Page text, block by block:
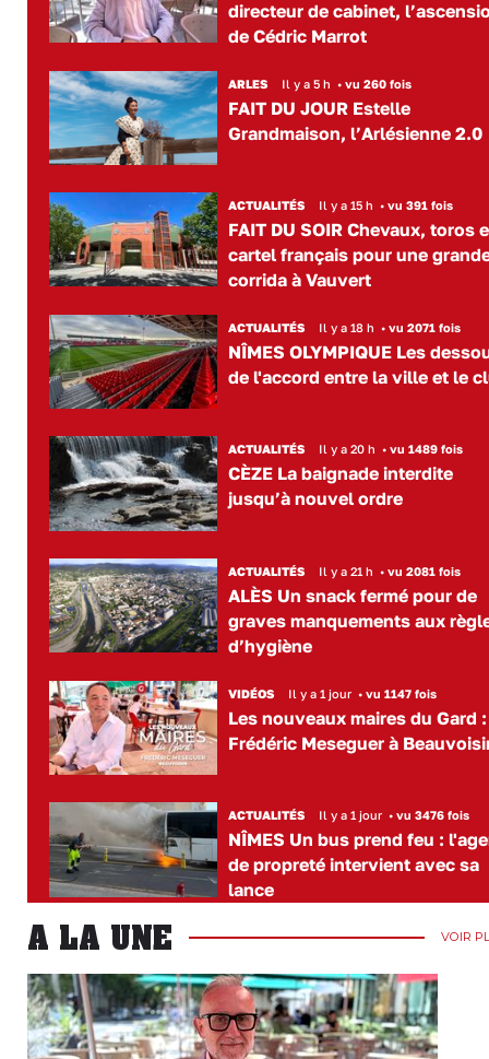
directeur de cabinet,
de Cédric Marrot
ARLES Il y a 5 h • vu 260 fois
FAIT DU JOUR Estelle
Grandmaison, l’Arlésienne 2.0
ACTUALITÉS Il y a 15 h • vu 391 fois
FAIT DU SOIR Chevaux, toros
cartel français pour une
corrida à Vauvert
ACTUALITÉS Il y a 18 h • vu 2071 fois
NÎMES OLYMPIQUE Les
de l'accord entre la ville et le
ACTUALITÉS Il y a 20 h • vu 1489 fois
CÈZE La baignade interdite
jusqu’à nouvel ordre
ACTUALITÉS Il y a 21 h • vu 2081 fois
ALÈS Un snack fermé pour de
graves manquements aux
d’hygiène
VIDÉOS Il y a 1 jour • vu 1147 fois
Les nouveaux maires du Gard :
Frédéric Meseguer à
ACTUALITÉS Il y a 1 jour • vu 3476 fois
NÎMES Un bus prend feu :
de propreté intervient avec sa
lance
A LA UNE VOIR